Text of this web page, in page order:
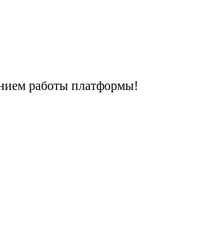
работы платформы!